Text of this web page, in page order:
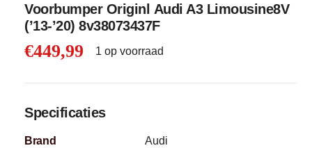
Voorbumper Originl Audi A3 Limousine8V
(’13-’20) 8v38073437F
€449,99 1 op voorraad
Specificaties
Brand Audi